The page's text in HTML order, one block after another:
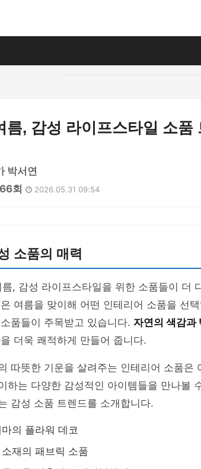
름, 감성 라이프스타일 소품
박서연
66회 2026.05.31 09:54
소품의 매력
, 감성 라이프스타일을 위한 소품들이 더
여름을 맞이해 어떤 인테리어 소품을 선
품들이 주목받고 있습니다. 자연의 색감과
더욱 쾌적하게 만들어 줍니다.
따뜻한 기운을 살려주는 인테리어 소품은
하는 다양한 감성적인 아이템들을 만나볼
감성 소품 트렌드를 소개합니다.
의 플라워 데코
재의 패브릭 소품